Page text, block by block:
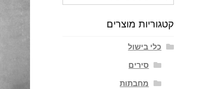
קטגוריות מוצרים
כלי בישול
סירים
מחבתות